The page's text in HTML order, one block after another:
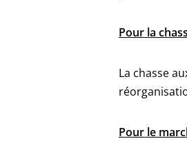
Pour la
La chasse
Pour le